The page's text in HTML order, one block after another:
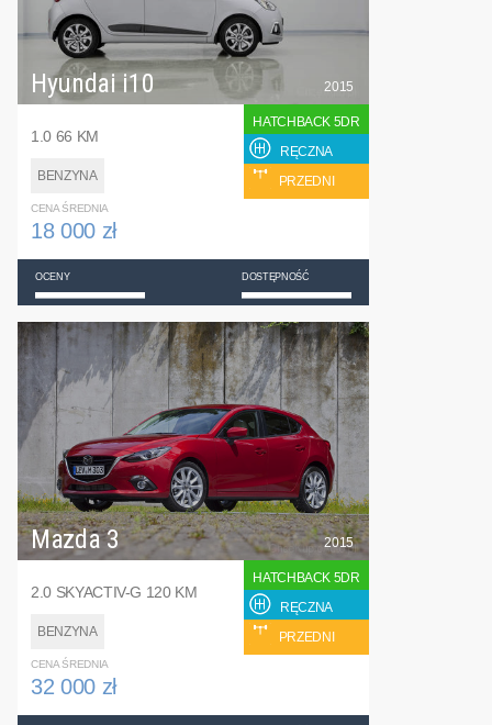
Hyundai i10
1.0 66 KM
BENZYNA
2015
HATCHBACK 5DR
RĘCZNA
PRZEDNI
CENA ŚREDNIA
18 000 zł
OCENY DOSTĘPNOŚĆ
Mazda 3
2.0 SKYACTIV-G 120 KM
BENZYNA
2015
HATCHBACK 5DR
RĘCZNA
PRZEDNI
CENA ŚREDNIA
32 000 zł